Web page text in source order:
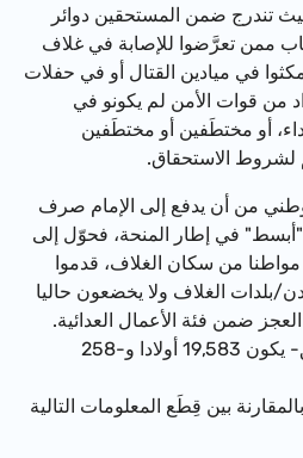
ضمن المستحقين دوائر
ممن تعرَّضوا للإصابة في غلاف
في ميادين القتال أو في حفلات
من قوات الأمن لم يكونو في
أو مختطَفين أو مختطَفين
الاستحقاق.
من أن يدفع إلى الإمام صرف
في إطار المنحة، فحوّل إلى
من سكان الغلاف، قدموا
7.10 في مدن/بلدات الغلاف ولا يخضعون حاليا
ضمن فئة الأعمال العدائية.
19,583
أولادا و-258
بين قِطَع المعلومات التالية